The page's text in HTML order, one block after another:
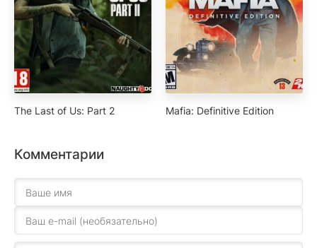
The Last of Us: Part 2 Mafia: Definitive Edition
Комментарии